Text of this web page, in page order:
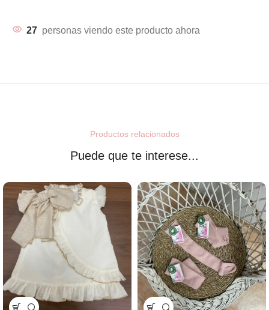
27 personas viendo este producto ahora
Productos relacionados
Puede que te interese...